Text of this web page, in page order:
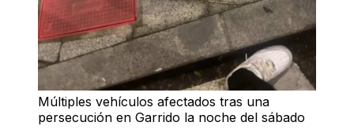
Múltiples vehículos afectados tras una
persecución en Garrido la noche del sábado